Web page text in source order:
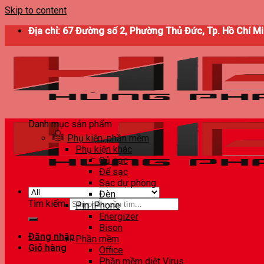
Skip to content
Địa chỉ: 67 Đường số 2, Phường Thủ Đức, Tp. Hồ Chí
Tìm kiếm:
Đăng nhập
Giỏ hàng
Danh mục sản phẩm
Phụ kiện, phần mềm
Phụ kiện khác
Củ sạc
Đế sạc
Sạc dự phòng
Đèn
Pin iPhone
Energizer
Bison
Phần mềm
Office
Phần mềm diệt Virus